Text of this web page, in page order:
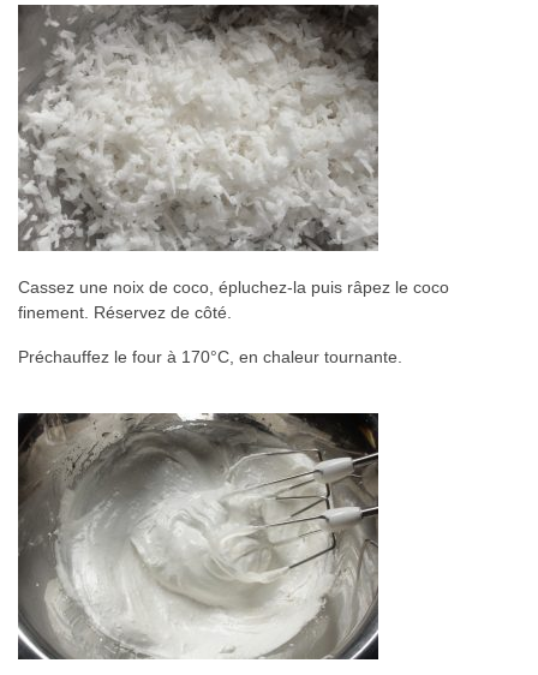
Cassez une noix de coco, épluchez-la puis râpez le coco
finement. Réservez de côté.
Préchauffez le four à 170°C, en chaleur tournante.